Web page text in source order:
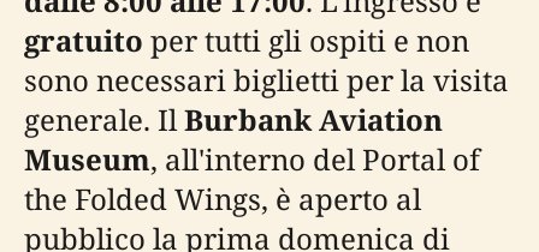
gratuito per tutti gli ospiti e non
sono necessari biglietti per la visita
generale. IlBurbank Aviation
Museum, all'interno del Portal of
the Folded Wings, è aperto al
pubblico la prima domenica di